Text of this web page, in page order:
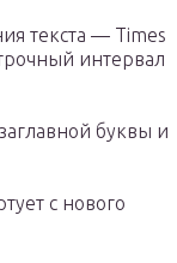
текста — Times
интервал
буквы и
с нового